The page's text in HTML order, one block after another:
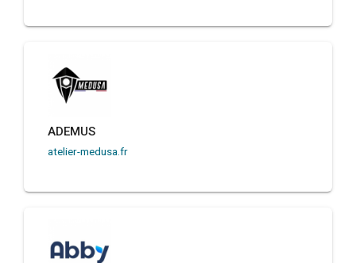
ADEMUS
atelier-medusa.fr